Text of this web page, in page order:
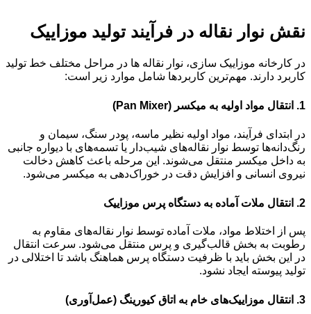
نقش نوار نقاله در فرآیند تولید موزاییک
در کارخانه موزاییک‌ سازی، نوار نقاله‌ ها در مراحل مختلف خط تولید
کاربرد دارند. مهم‌ترین کاربردها شامل موارد زیر است:
1. انتقال مواد اولیه به میکسر (Pan Mixer)
در ابتدای فرآیند، مواد اولیه نظیر ماسه، پودر سنگ، سیمان و
رنگ‌دانه‌ها توسط نوار نقاله‌های شیب‌دار یا تسمه‌های با دیواره جانبی
به داخل میکسر منتقل می‌شوند. این مرحله باعث کاهش دخالت
نیروی انسانی و افزایش دقت در خوراک‌دهی به میکسر می‌شود.
2. انتقال ملات آماده به دستگاه پرس موزاییک
پس از اختلاط مواد، ملات آماده توسط نوار نقاله‌های مقاوم به
رطوبت به بخش قالب‌گیری و پرس منتقل می‌شود. سرعت انتقال
در این بخش باید با ظرفیت دستگاه پرس هماهنگ باشد تا اختلالی در
تولید پیوسته ایجاد نشود.
3. انتقال موزاییک‌های خام به اتاق کیورینگ (عمل‌آوری)